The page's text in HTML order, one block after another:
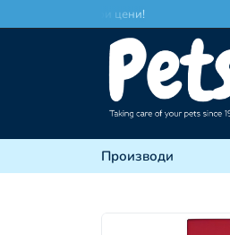
по најдобри цени!
Производи